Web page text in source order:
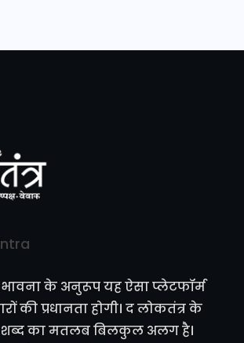
के अनुरूप यह ऐसा प्लेटफॉर्म
की प्रधानता होगी। द लोकतंत्र के
शब्द का मतलब बिलकुल अलग है।